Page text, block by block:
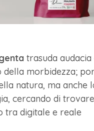
trasuda
della morbidezza;
natura, ma anche
cercando di
tra digitale e reale